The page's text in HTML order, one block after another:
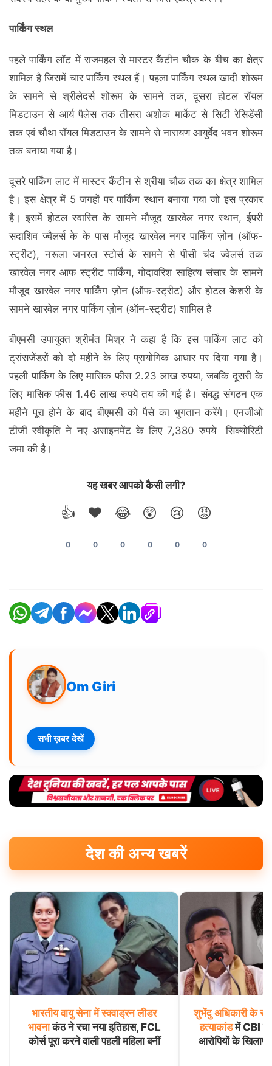
पार्किंग स्थल
पहले पार्किंग लॉट में राजमहल से मास्टर कैंटीन चौक के बीच का क्षेत्र
शामिल है जिसमें चार पार्किंग स्थल हैं। पहला पार्किंग स्थल खादी शोरूम
के सामने से श्रीलेदर्स शोरूम के सामने तक, दूसरा होटल रॉयल
मिडटाउन से आर्य पैलेस तक तीसरा अशोक मार्केट से सिटी रेसिडेंसी
तक एवं चौथा रॉयल मिडटाउन के सामने से नारायण आयुर्वेद भवन शोरूम
तक बनाया गया है।
दूसरे पार्किंग लाट में मास्टर कैंटीन से श्रीया चौक तक का क्षेत्र शामिल
है। इस क्षेत्र में 5 जगहों पर पार्किंग स्थान बनाया गया जो इस प्रकार
है। इसमें होटल स्वास्ति के सामने मौजूद खारवेल नगर स्थान, ईपरी
सदाशिव ज्वैलर्स के के पास मौजूद खारवेल नगर पार्किंग ज़ोन (ऑफ-
स्ट्रीट), नरूला जनरल स्टोर्स के सामने से पीसी चंद ज्वेलर्स तक
खारवेल नगर आफ स्ट्रीट पार्किंग, गोदावरिश साहित्य संसार के सामने
मौजूद खारवेल नगर पार्किंग ज़ोन (ऑफ-स्ट्रीट) और होटल केशरी के
सामने खारवेल नगर पार्किंग ज़ोन (ऑन-स्ट्रीट) शामिल है
बीएमसी उपायुक्त श्रीमंत मिश्र ने कहा है कि इस पार्किंग लाट को
ट्रांसजेंडरों को दो महीने के लिए प्रायोगिक आधार पर दिया गया है।
पहली पार्किंग के लिए मासिक फीस 2.23 लाख रुपया, जबकि दूसरी के
लिए मासिक फीस 1.46 लाख रुपये तय की गई है। संबद्ध संगठन एक
महीने पूरा होने के बाद बीएमसी को पैसे का भुगतान करेंगे। एनजीओ
टीजी स्वीकृति ने नए असाइनमेंट के लिए 7,380 रुपये सिक्योरिटी
जमा की है।
यह खबर आपको कैसी लगी?
👍
0
❤️
0
😂
0
😲
0
😢
0
😡
0
Om Giri
सभी ख़बर देखें
देश की अन्य खबरें
भारतीय वायु सेना में स्क्वाड्रन लीडर
भावनाकंठ ने रचा नया इतिहास, FCL
कोर्स पूरा करने वाली पहली महिला बनीं
शुभेंदु अधिकारी के
हत्याकांडमें CBI
आरोपियों के खिलाफ